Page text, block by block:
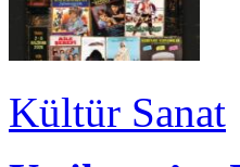
Kültür Sanat